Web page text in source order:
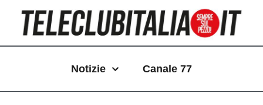
contenuto
Notizie Canale 77